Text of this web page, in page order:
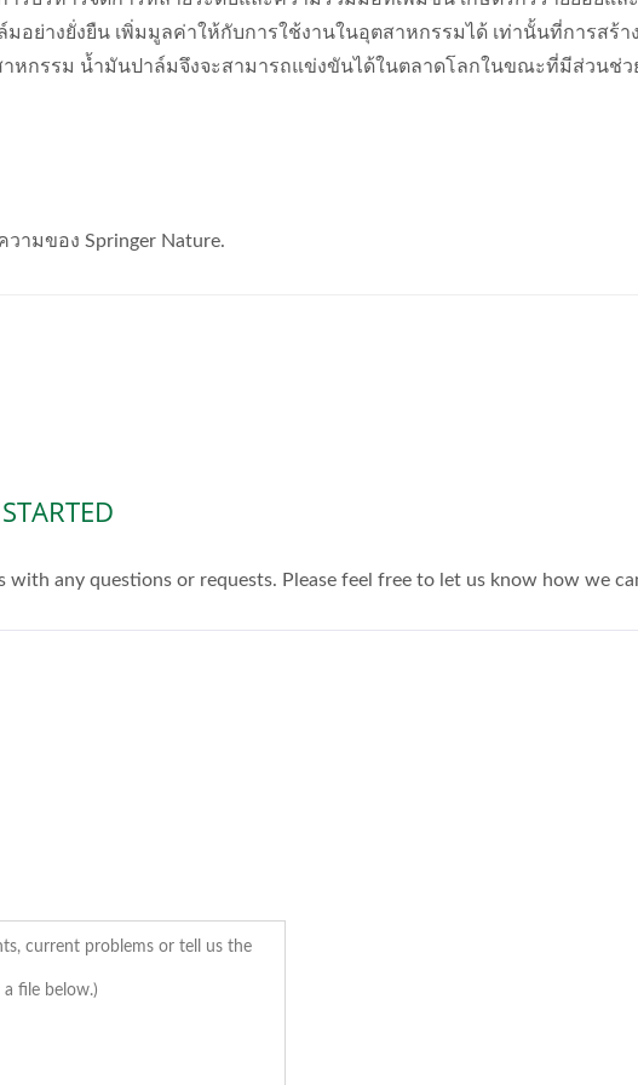
อย่างยั่งยืน เพิ่มมูลค่าให้กับการใช้งานในอุตสาหกรรมได้ เท่านั้นที่การสร้า
าหกรรม น้ำมันปาล์มจึงจะสามารถแข่งขันได้ในตลาดโลกในขณะที่มีส่วนช่ว
ามของ Springer Nature.